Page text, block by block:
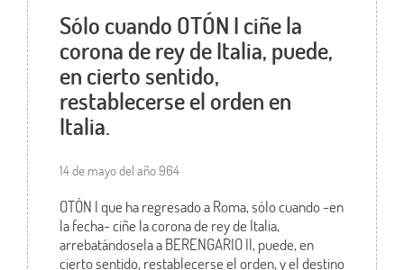
Sólo cuando OTÓN I ciñe la
corona de rey de Italia, puede,
en cierto sentido,
restablecerse el orden en
Italia.
14 de mayo del año 964
OTÓN I que ha regresado a Roma, sólo cuando -en
la fecha- ciñe la corona de rey de Italia,
arrebatándosela a BERENGARIO II, puede, en
cierto sentido, restablecerse el orden, y el destino